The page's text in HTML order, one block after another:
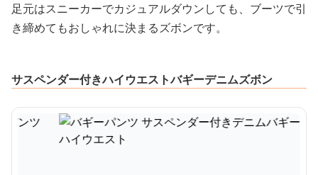
足元はスニーカーでカジュアルダウンしても、ブーツで引
き締めてもおしゃれに決まるズボンです。
サスペンダー付きハイウエストバギーデニムズボン